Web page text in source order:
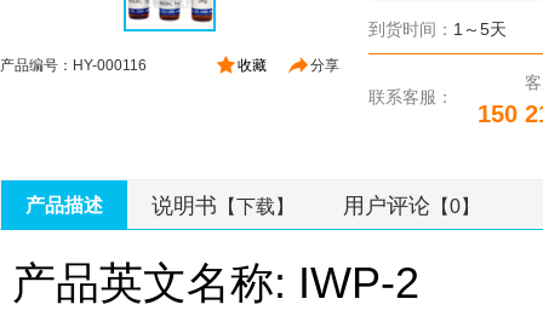
分享
收藏
产品编号：HY-000116
到货时间： 1～5天
联系客服：
150
产品描述 说明书 【下载】 用户评论 【0】
产品英文名称: IWP-2